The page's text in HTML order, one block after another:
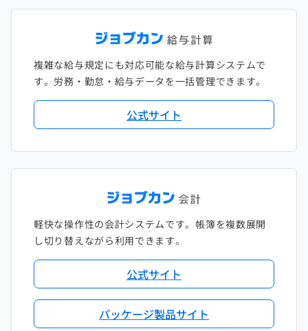
複雑な給与規定にも対応可能な給与計算システムで
す。労務・勤怠・給与データを一括管理できます。
公式サイト
軽快な操作性の会計システムです。帳簿を複数展開
し切り替えながら利用できます。
公式サイト
パッケージ製品サイト